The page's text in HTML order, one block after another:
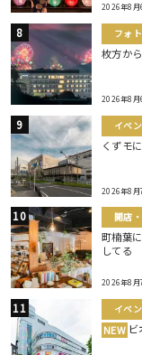
2026年8月
フォト
枚方か
2026年8月
イベ
くずモ
2026年8月
開店
町楠葉
してる
2026年8月
イベ
NEW ビ